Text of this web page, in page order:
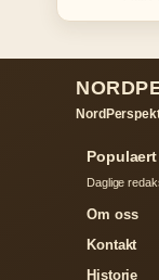
Daglige